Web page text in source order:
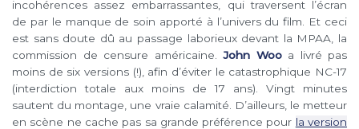
incohérences assez embarrassantes, qui traversent l’écran
de par le manque de soin apporté à l’univers du film. Et ceci
est sans doute dû au passage laborieux devant la MPAA, la
commission de censure américaine. John Wooa livré pas
moins de six versions (!), afin d’éviter le catastrophique NC-17
(interdiction totale aux moins de 17 ans). Vingt minutes
sautent du montage, une vraie calamité. D’ailleurs, le metteur
en scène ne cache pas sa grande préférence pour la version